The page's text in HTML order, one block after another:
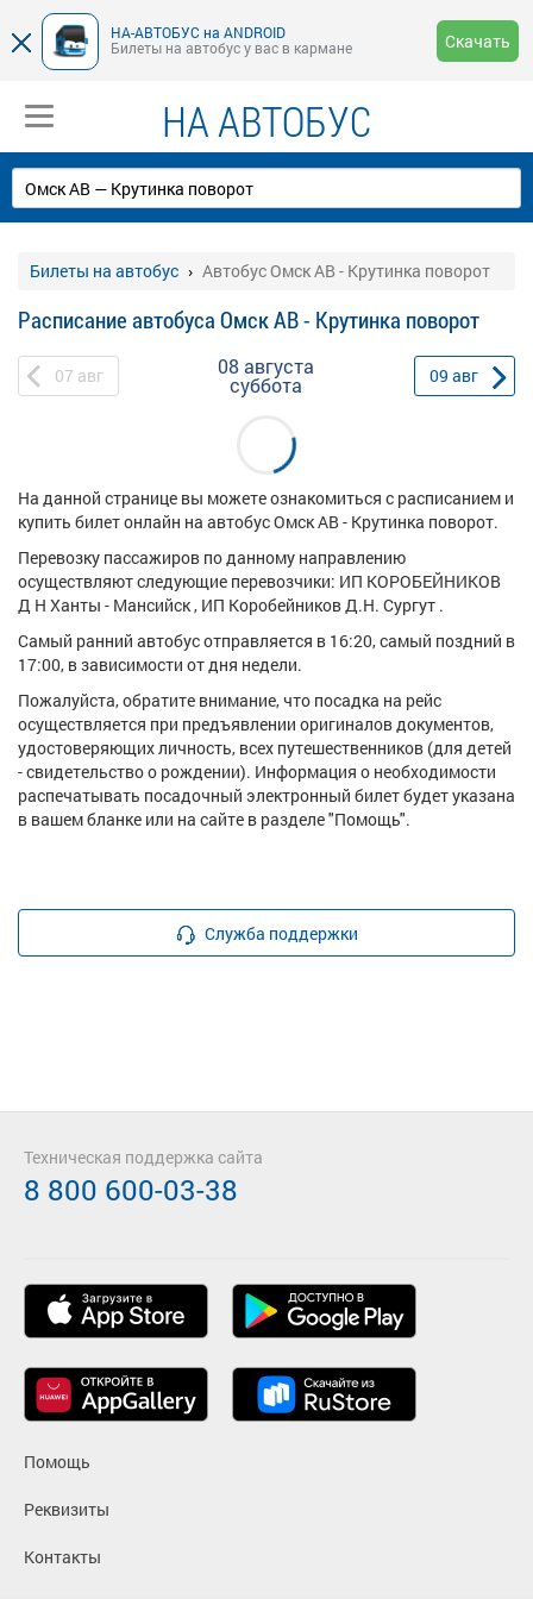
НА-АВТОБУС на ANDROID
Билеты на автобус у вас в кармане
Скачать
НА АВТОБУС
Билеты на автобус Автобус Омск АВ - Крутинка поворот
Расписание автобуса Омск АВ - Крутинка поворот
07 авг 08 августа
суббота 09 авг
На данной странице вы можете ознакомиться с расписанием и
купить билет онлайн на автобус Омск АВ - Крутинка поворот.
Перевозку пассажиров по данному направлению
осуществляют следующие перевозчики: ИП КОРОБЕЙНИКОВ
Д Н Ханты - Мансийск , ИП Коробейников Д.Н. Сургут .
Самый ранний автобус отправляется в 16:20, самый поздний в
17:00, в зависимости от дня недели.
Пожалуйста, обратите внимание, что посадка на рейс
осуществляется при предъявлении оригиналов документов,
удостоверяющих личность, всех путешественников (для детей
- свидетельство о рождении). Информация о необходимости
распечатывать посадочный электронный билет будет указана
в вашем бланке или на сайте в разделе "Помощь".
Служба поддержки
Помощь
Реквизиты
Контакты
Техническая поддержка сайта
8 800 600-03-38